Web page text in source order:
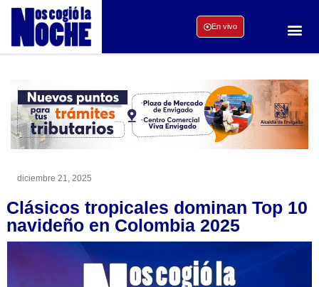
En vivo
diciembre 21, 2025
Clásicos tropicales dominan Top 10
navideño en Colombia 2025